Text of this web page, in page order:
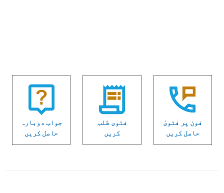
فون پر فتویٰ
حاصل کریں
فتوی طلب
کریں
جواب دوبارہ
حاصل کریں